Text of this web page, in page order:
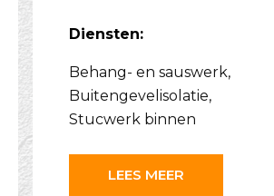
Diensten:
Behang- en sauswerk,
Buitengevelisolatie,
Stucwerk binnen
LEES MEER